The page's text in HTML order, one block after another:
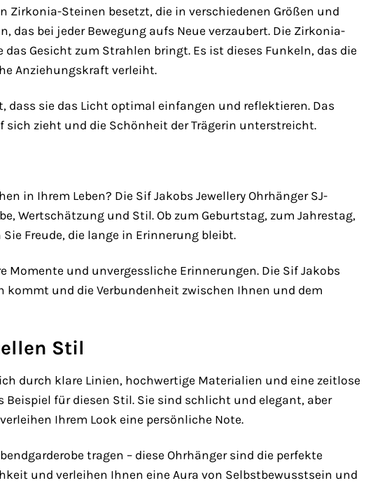
Zirkonia-Steinen besetzt, die in verschiedenen Größen und
bei jeder Bewegung aufs Neue verzaubert. Die Zirkonia-
Gesicht zum Strahlen bringt. Es ist dieses Funkeln, das die
Anziehungskraft verleiht.
sie das Licht optimal einfangen und reflektieren. Das
zieht und die Schönheit der Trägerin unterstreicht.
in Ihrem Leben? Die Sif Jakobs Jewellery Ohrhänger SJ-
Wertschätzung und Stil. Ob zum Geburtstag, zum Jahrestag,
Freude, die lange in Erinnerung bleibt.
und unvergessliche Erinnerungen. Die Sif Jakobs
kommt und die Verbundenheit zwischen Ihnen und dem
Stil
durch klare Linien, hochwertige Materialien und eine zeitlose
Beispiel für diesen Stil. Sie sind schlicht und elegant, aber
Ihrem Look eine persönliche Note.
tragen – diese Ohrhänger sind die perfekte
und verleihen Ihnen eine Aura von Selbstbewusstsein und